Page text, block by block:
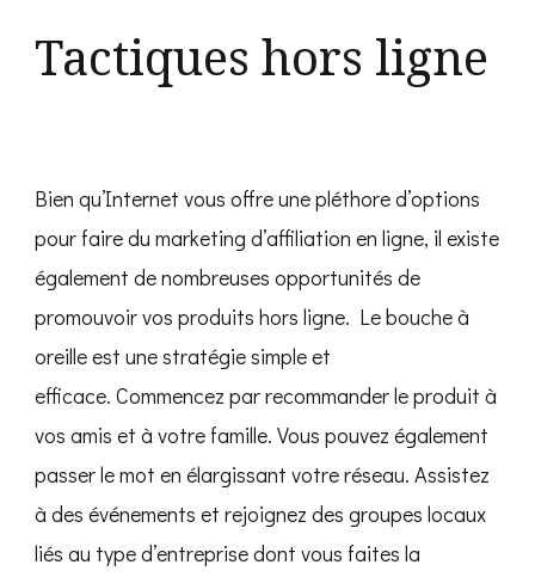
Tactiques hors ligne
Bien qu’Internet vous offre une pléthore d’options
pour faire du marketing d’affiliation en ligne, il existe
également de nombreuses opportunités de
promouvoir vos produits hors ligne. Le bouche à
oreille est une stratégie simple et
efficace. Commencez par recommander le produit à
vos amis et à votre famille. Vous pouvez également
passer le mot en élargissant votre réseau. Assistez
à des événements et rejoignez des groupes locaux
liés au type d’entreprise dont vous faites la